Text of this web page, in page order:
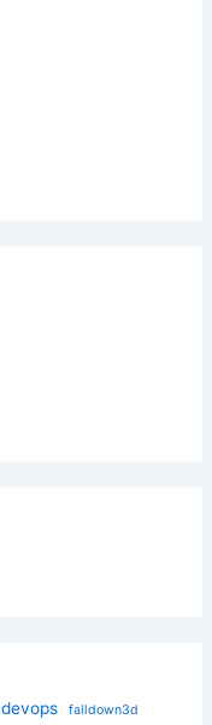
devops falldown3d